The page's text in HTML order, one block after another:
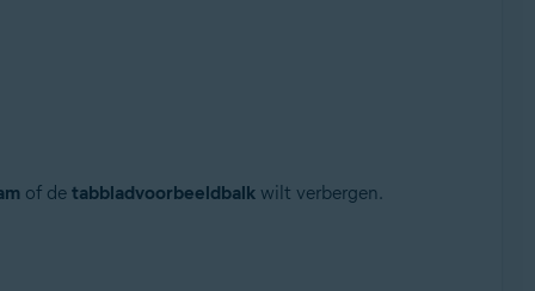
of de tabbladvoorbeeldbalkwilt verbergen.